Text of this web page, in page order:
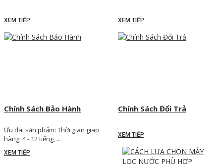
XEM TIẾP XEM TIẾP
Chính Sách Bảo Hành
Ưu đãi sản phẩm: Thời gian giao
hàng: 4 - 12 tiếng, ...
XEM TIẾP
Chính Sách Đổi Trả
XEM TIẾP